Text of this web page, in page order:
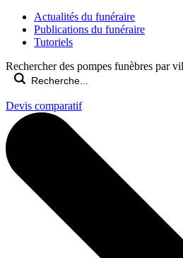
Actualités du funéraire
Publications du funéraire
Tutoriels
Rechercher des pompes funèbres par
Devis comparatif